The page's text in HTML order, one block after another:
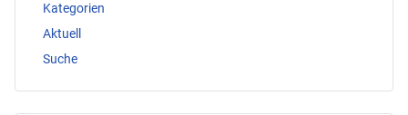
Kategorien
Aktuell
Suche